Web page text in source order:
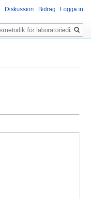
Diskussion Bidrag Logga in